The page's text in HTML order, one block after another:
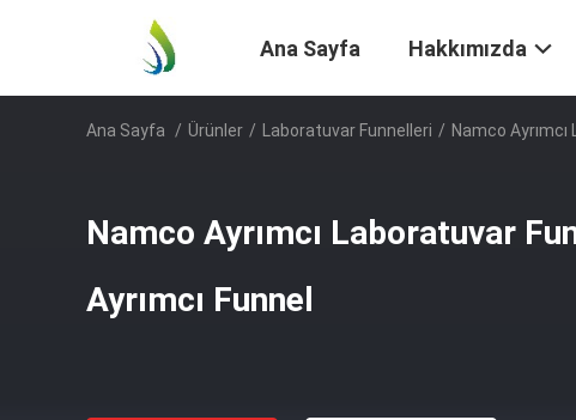
Ana Sayfa Hakkımızda
Ana Sayfa / Ürünler / Laboratuvar Funnelleri / Namco
Namco Ayrımcı Laboratuvar
Ayrımcı Funnel